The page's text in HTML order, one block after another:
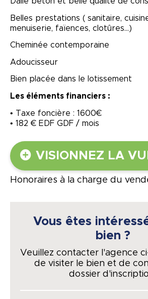
Belles prestations ( sanitaire,
menuiserie, faïences, clotûres…)
Cheminée contemporaine
Adoucisseur
Bien placée dans le lotissement
Les éléments financiers :
• Taxe foncière : 1600€
• 182 € EDF GDF / mois
VISIONNEZ LA
Honoraires à la charge du
Vous êtes
bien ?
Veuillez contacter l'agence
de visiter le bien et de
dossier